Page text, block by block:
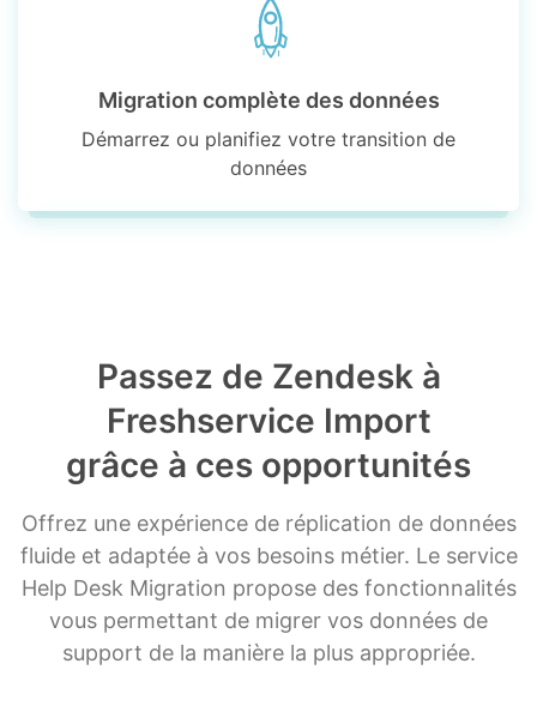
Migration complète des données
Démarrez ou planifiez votre transition de
données
Passez de Zendesk à
Freshservice Import
grâce à ces opportunités
Offrez une expérience de réplication de données
fluide et adaptée à vos besoins métier. Le service
Help Desk Migration propose des fonctionnalités
vous permettant de migrer vos données de
support de la manière la plus appropriée.